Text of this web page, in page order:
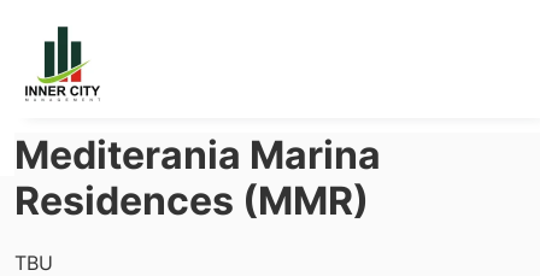
Mediterania Marina
Residences (MMR)
TBU